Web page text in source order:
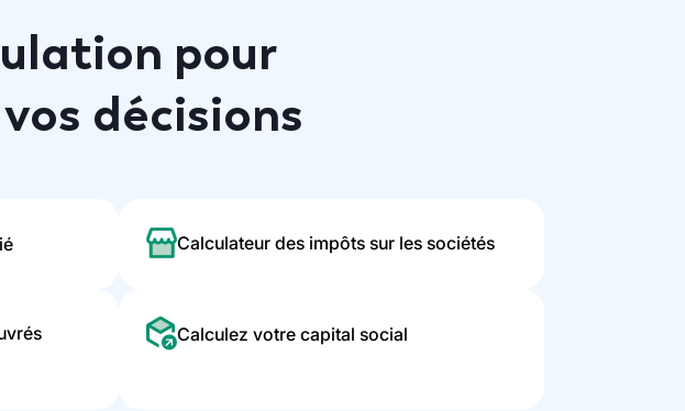
pour
décisions
Calculateur des impôts sur les sociétés
Calculez votre capital social